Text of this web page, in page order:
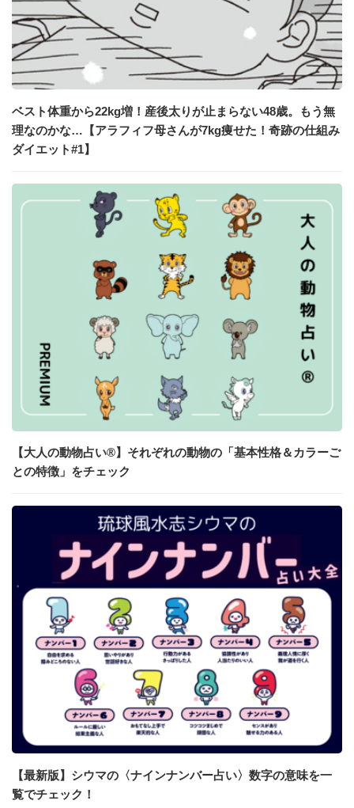
ベスト体重から22kg増！産後太りが止まらない48歳。もう無
理なのかな…【アラフィフ母さんが7kg痩せた！奇跡の仕組み
ダイエット#1】
【大人の動物占い®】それぞれの動物の「基本性格＆カラーご
との特徴」をチェック
【最新版】シウマの〈ナインナンバー占い〉数字の意味を一
覧でチェック！